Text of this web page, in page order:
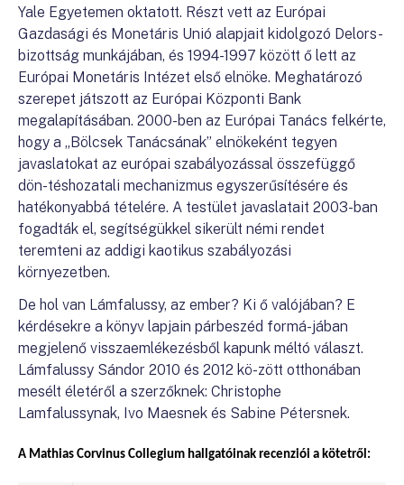
Yale Egyetemen oktatott. Részt vett az Európai
Gazdasági és Monetáris Unió alapjait kidolgozó Delors-
bizottság munkájában, és 1994-1997 között ő lett az
Európai Monetáris Intézet első elnöke. Meghatározó
szerepet játszott az Európai Központi Bank
megalapításában. 2000-ben az Európai Tanács felkérte,
hogy a „Bölcsek Tanácsának” elnökeként tegyen
javaslatokat az európai szabályozással összefüggő
dön-téshozatali mechanizmus egyszerűsítésére és
hatékonyabbá tételére. A testület javaslatait 2003-ban
fogadták el, segítségükkel sikerült némi rendet
teremteni az addigi kaotikus szabályozási
környezetben.
De hol van Lámfalussy, az ember? Ki ő valójában? E
kérdésekre a könyv lapjain párbeszéd formá-jában
megjelenő visszaemlékezésből kapunk méltó választ.
Lámfalussy Sándor 2010 és 2012 kö-zött otthonában
mesélt életéről a szerzőknek: Christophe
Lamfalussynak, Ivo Maesnek és Sabine Pétersnek.
A Mathias Corvinus Collegium hallgatóinak recenziói a kötetről: